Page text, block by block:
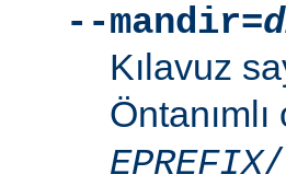
--mandir=
Kılavuz
EPREFIX/